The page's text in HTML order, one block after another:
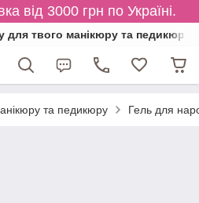
від 3000 грн по Україні.
для твого манікюру та педикюру
та педикюру Гель для